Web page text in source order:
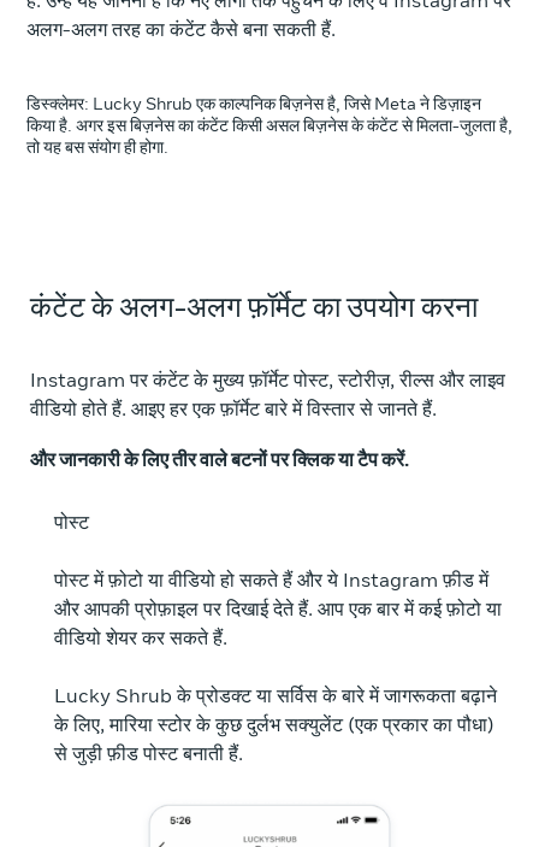
अलग-अलग तरह का कंटेंट कैसे बना सकती हैं.
डिस्क्लेमर: Lucky Shrub एक काल्पनिक बिज़नेस है, जिसे Meta ने डिज़ाइन
किया है. अगर इस बिज़नेस का कंटेंट किसी असल बिज़नेस के कंटेंट से मिलता-जुलता है,
तो यह बस संयोग ही होगा.
कंटेंट के अलग-अलग फ़ॉर्मेट का उपयोग करना
Instagram पर कंटेंट के मुख्य फ़ॉर्मेट पोस्ट, स्टोरीज़, रील्स और लाइव
वीडियो होते हैं. आइए हर एक फ़ॉर्मेट बारे में विस्तार से जानते हैं.
और जानकारी के लिए तीर वाले बटनों पर क्लिक या टैप करें.
पोस्ट
पोस्ट में फ़ोटो या वीडियो हो सकते हैं और ये Instagram फ़ीड में
और आपकी प्रोफ़ाइल पर दिखाई देते हैं. आप एक बार में कई फ़ोटो या
वीडियो शेयर कर सकते हैं.
Lucky Shrub के प्रोडक्ट या सर्विस के बारे में जागरूकता बढ़ाने
के लिए, मारिया स्टोर के कुछ दुर्लभ सक्युलेंट (एक प्रकार का पौधा)
से जुड़ी फ़ीड पोस्ट बनाती हैं.